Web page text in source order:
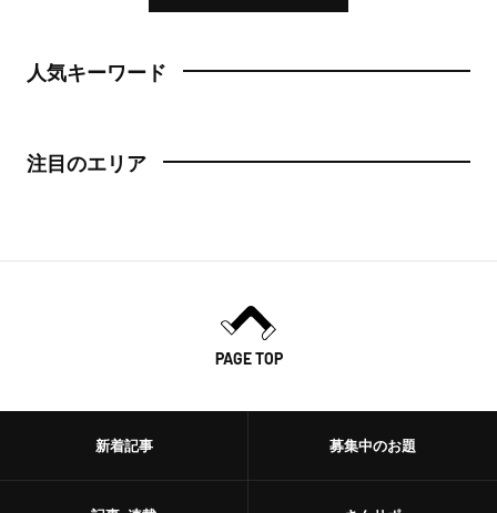
人気キーワード
注目のエリア
PAGE TOP
新着記事 募集中のお題